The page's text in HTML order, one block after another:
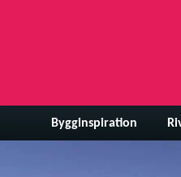
Bygginspiration